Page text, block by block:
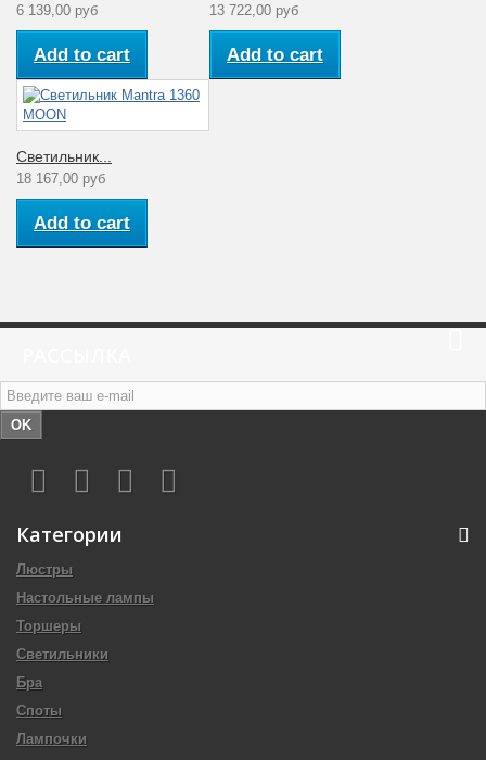
6 139,00 руб
Add to cart
13 722,00 руб
Add to cart
Светильник...
18 167,00 руб
Add to cart
OK
Категории
Люстры
Настольные лампы
Торшеры
Светильники
Бра
Споты
Лампочки